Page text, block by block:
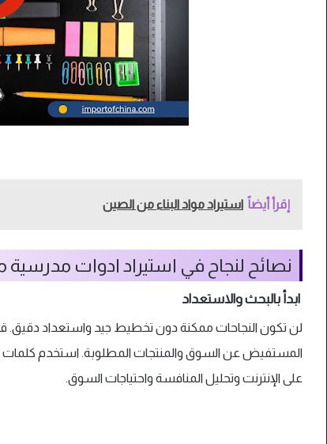
إقرأ أيضاً استيراد مواد البناء من الصين
نصائح لنجاح في استيراد ادوات
ابدأ بالبحث والاستعداد
لن تكون النجاحات ممكنة دون تخطيط جيد واستعداد دقيق.
المستفيض عن السوق والمنتجات المطلوبة. استخدم كلمات
على الإنترنت وتحليل المنافسة واحتياجات السوق.